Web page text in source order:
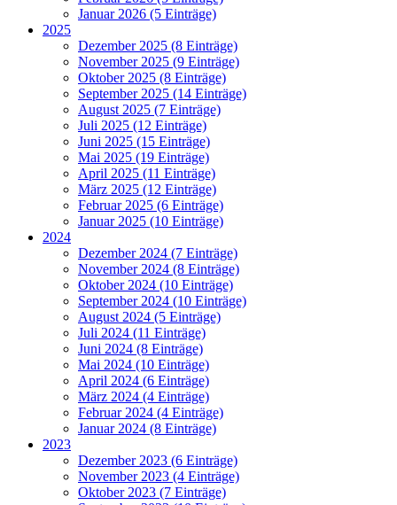
Januar 2026 (5 Einträge)
2025
Dezember 2025 (8 Einträge)
November 2025 (9 Einträge)
Oktober 2025 (8 Einträge)
September 2025 (14 Einträge)
August 2025 (7 Einträge)
Juli 2025 (12 Einträge)
Juni 2025 (15 Einträge)
Mai 2025 (19 Einträge)
April 2025 (11 Einträge)
März 2025 (12 Einträge)
Februar 2025 (6 Einträge)
Januar 2025 (10 Einträge)
2024
Dezember 2024 (7 Einträge)
November 2024 (8 Einträge)
Oktober 2024 (10 Einträge)
September 2024 (10 Einträge)
August 2024 (5 Einträge)
Juli 2024 (11 Einträge)
Juni 2024 (8 Einträge)
Mai 2024 (10 Einträge)
April 2024 (6 Einträge)
März 2024 (4 Einträge)
Februar 2024 (4 Einträge)
Januar 2024 (8 Einträge)
2023
Dezember 2023 (6 Einträge)
November 2023 (4 Einträge)
Oktober 2023 (7 Einträge)